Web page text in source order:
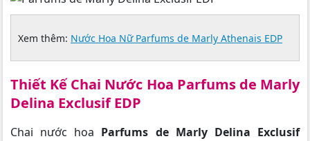
Xem thêm: Nước Hoa Nữ Parfums de Marly Athenais EDP
Thiết Kế Chai Nước Hoa Parfums de Marly
Delina Exclusif EDP
Chai nước hoa Parfums de Marly Delina Exclusif